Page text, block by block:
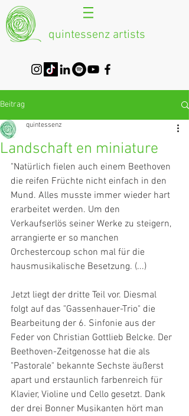
quintessenz artists
Beitrag
Landschaft en miniature
quintessenz
"Natürlich fielen auch einem Beethoven
die reifen Früchte nicht einfach in den
Mund. Alles musste immer wieder hart
erarbeitet werden. Um den
Verkaufserlös seiner Werke zu steigern,
arrangierte er so manchen
Orchestercoup schon mal für die
hausmusikalische Besetzung. (...)
Jetzt liegt der dritte Teil vor. Diesmal
folgt auf das "Gassenhauer-Trio" die
Bearbeitung der 6. Sinfonie aus der
Feder von Christian Gottlieb Belcke. Der
Beethoven-Zeitgenosse hat die als
"Pastorale" bekannte Sechste äußerst
apart und erstaunlich farbenreich für
Klavier, Violine und Cello gesetzt. Dank
der drei Bonner Musikanten hört man